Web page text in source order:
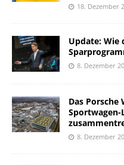
18. Dezember
Update: Wie
8. Dezember
Das Porsche
8. Dezember